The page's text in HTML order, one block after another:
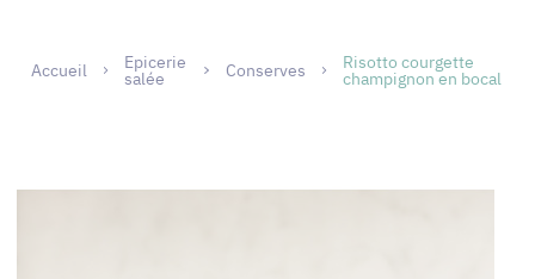
Accueil Epicerie
salée Conserves Risotto courgette
champignon en bocal